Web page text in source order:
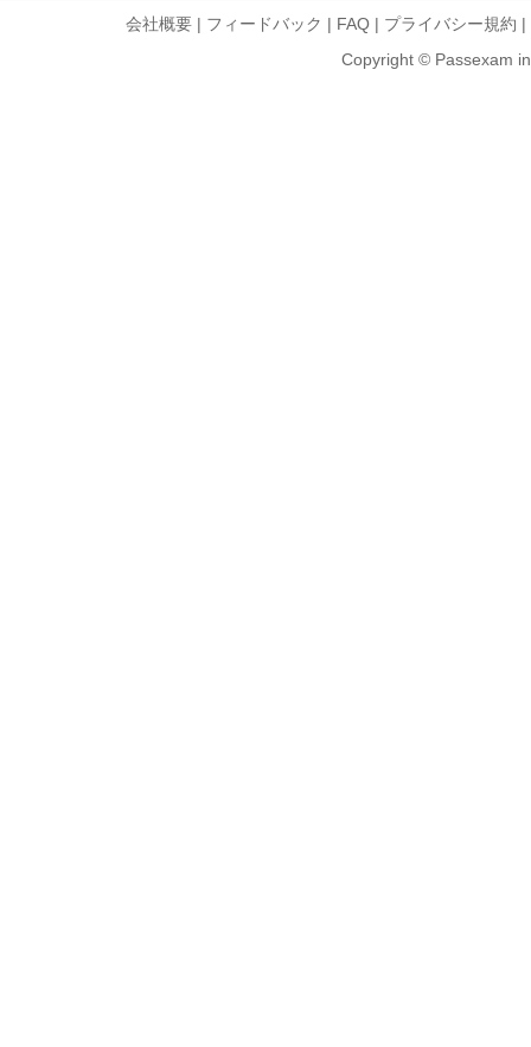
会社概要 | フィードバック | FAQ | プライバシー規約 |
Copyright © Passexam